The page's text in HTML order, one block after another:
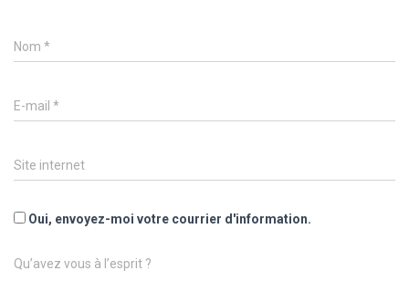
Nom *
E-mail *
Site internet
Oui, envoyez-moi votre courrier d'information.
Qu’avez vous à l’esprit ?